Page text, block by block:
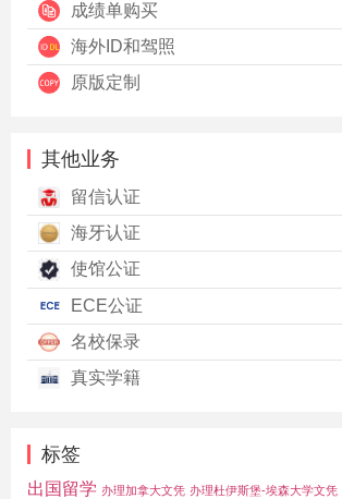
成绩单购买
海外ID和驾照
原版定制
其他业务
留信认证
海牙认证
使馆公证
ECE公证
名校保录
真实学籍
标签
出国留学 办理加拿大文凭 办理杜伊斯堡-埃森大学文凭